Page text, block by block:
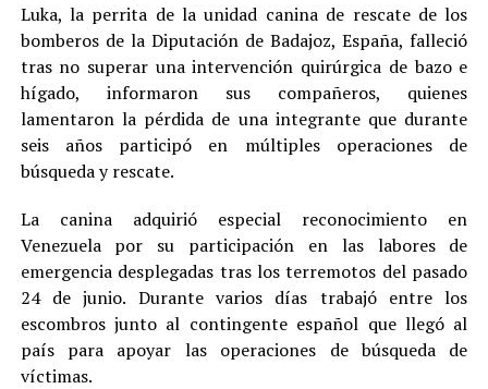
Luka, la perrita de la unidad canina de rescate de los
bomberos de la Diputación de Badajoz, España, falleció
tras no superar una intervención quirúrgica de bazo e
hígado, informaron sus compañeros, quienes
lamentaron la pérdida de una integrante que durante
seis años participó en múltiples operaciones de
búsqueda y rescate.
La canina adquirió especial reconocimiento en
Venezuela por su participación en las labores de
emergencia desplegadas tras los terremotos del pasado
24 de junio. Durante varios días trabajó entre los
escombros junto al contingente español que llegó al
país para apoyar las operaciones de búsqueda de
víctimas.